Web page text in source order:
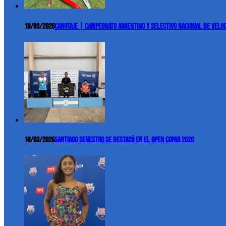
10/03/2026Canotaje | Campeonato Argentino y Selectivo Nacional de
10/03/2026Santiago Senestro se destacó en el Open COPAR 2026